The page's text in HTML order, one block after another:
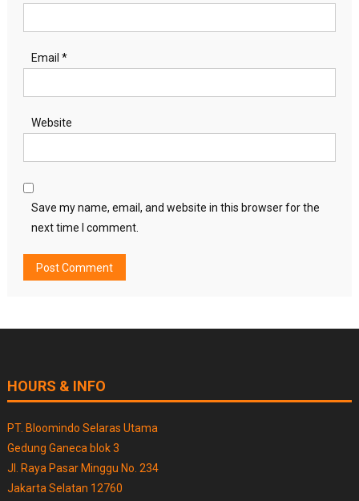
Email *
Website
Save my name, email, and website in this browser for the
next time I comment.
HOURS & INFO
PT. Bloomindo Selaras Utama
Gedung Ganeca blok 3
Jl. Raya Pasar Minggu No. 234
Jakarta Selatan 12760